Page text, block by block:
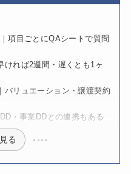
項目ごとにQAシートで質問
ければ2週間・遅くとも1ヶ
バリュエーション・譲渡契約
・事業DDとの連携もある
る